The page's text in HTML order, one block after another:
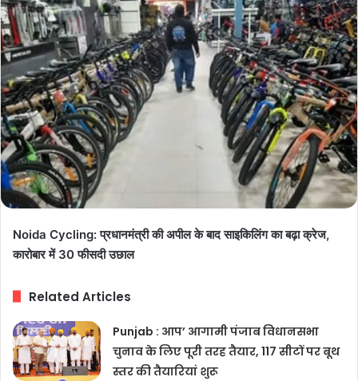
Noida Cycling: प्रधानमंत्री की अपील के बाद साइकिलिंग का बढ़ा क्रेज,
कारोबार में 30 फीसदी उछाल
Related Articles
Punjab : आप’ आगामी पंजाब विधानसभा
चुनाव के लिए पूरी तरह तैयार, 117 सीटों पर बूथ
स्तर की तैयारियां शुरू